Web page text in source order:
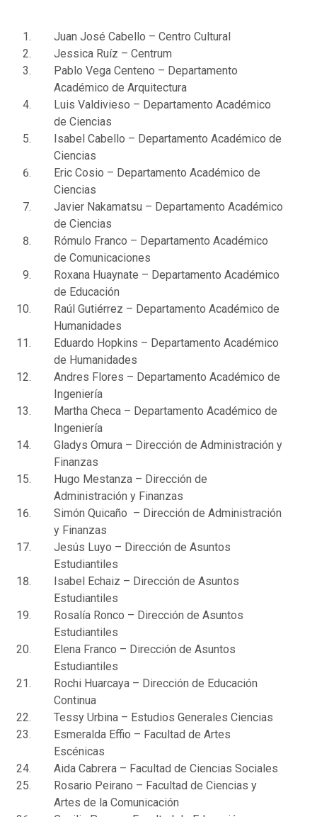
Juan José Cabello – Centro Cultural
Jessica Ruíz – Centrum
Pablo Vega Centeno – Departamento
Académico de Arquitectura
Luis Valdivieso – Departamento Académico
de Ciencias
Isabel Cabello – Departamento Académico de
Ciencias
Eric Cosio – Departamento Académico de
Ciencias
Javier Nakamatsu – Departamento Académico
de Ciencias
Rómulo Franco – Departamento Académico
de Comunicaciones
Roxana Huaynate – Departamento Académico
de Educación
Raúl Gutiérrez – Departamento Académico de
Humanidades
Eduardo Hopkins – Departamento Académico
de Humanidades
Andres Flores – Departamento Académico de
Ingeniería
Martha Checa – Departamento Académico de
Ingeniería
Gladys Omura – Dirección de Administración y
Finanzas
Hugo Mestanza – Dirección de
Administración y Finanzas
Simón Quicaño – Dirección de Administración
y Finanzas
Jesús Luyo – Dirección de Asuntos
Estudiantiles
Isabel Echaiz – Dirección de Asuntos
Estudiantiles
Rosalía Ronco – Dirección de Asuntos
Estudiantiles
Elena Franco – Dirección de Asuntos
Estudiantiles
Rochi Huarcaya – Dirección de Educación
Continua
Tessy Urbina – Estudios Generales Ciencias
Esmeralda Effio – Facultad de Artes
Escénicas
Aida Cabrera – Facultad de Ciencias Sociales
Rosario Peirano – Facultad de Ciencias y
Artes de la Comunicación